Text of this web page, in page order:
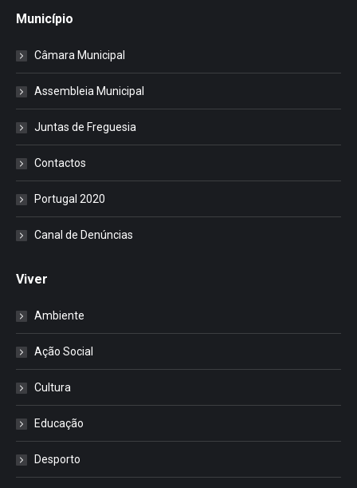
Município
Câmara Municipal
Assembleia Municipal
Juntas de Freguesia
Contactos
Portugal 2020
Canal de Denúncias
Viver
Ambiente
Ação Social
Cultura
Educação
Desporto